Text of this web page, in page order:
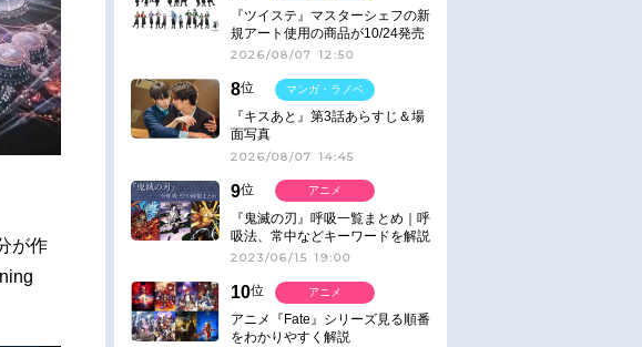
が作
『ツイステ』マスターシェフの新
規アート使用の商品が10/24発売
2026/08/07 12:50
8位
『キスあと』第3話あらすじ＆場
面写真
2026/08/07 14:45
マンガ・ラノベ
9位
『鬼滅の刃』呼吸一覧まとめ｜呼
吸法、常中などキーワードを解説
2023/06/15 19:00
アニメ
10位
アニメ『Fate』シリーズ見る順番
をわかりやすく解説
アニメ